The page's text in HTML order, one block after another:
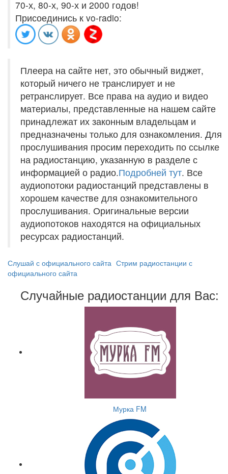
70-х, 80-х, 90-х и 2000 годов!
Присоединись к vo-radio:
Плеера на сайте нет, это обычный виджет,
который ничего не транслирует и не
ретранслирует. Все права на аудио и видео
материалы, представленные на нашем сайте
принадлежат их законным владельцам и
предназначены только для ознакомления. Для
прослушивания просим переходить по ссылке
на радиостанцию, указанную в разделе с
информацией о радио.Подробней тут. Все
аудиопотоки радиостанций представлены в
хорошем качестве для ознакомительного
прослушивания. Оригинальные версии
аудиопотоков находятся на официальных
ресурсах радиостанций.
Слушай с официального сайта Стрим радиостанции с
официального сайта
Случайные радиостанции для Вас:
Мурка FM